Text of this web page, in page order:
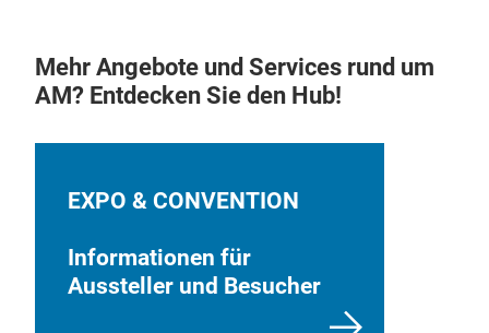
Mehr Angebote und Services rund um
AM? Entdecken Sie den Hub!
EXPO & CONVENTION
Informationen für
Aussteller und Besucher